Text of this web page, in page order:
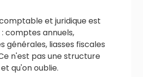
et juridique est
comptes annuels,
générales, liasses fiscales
n'est pas une structure
qu'on oublie.